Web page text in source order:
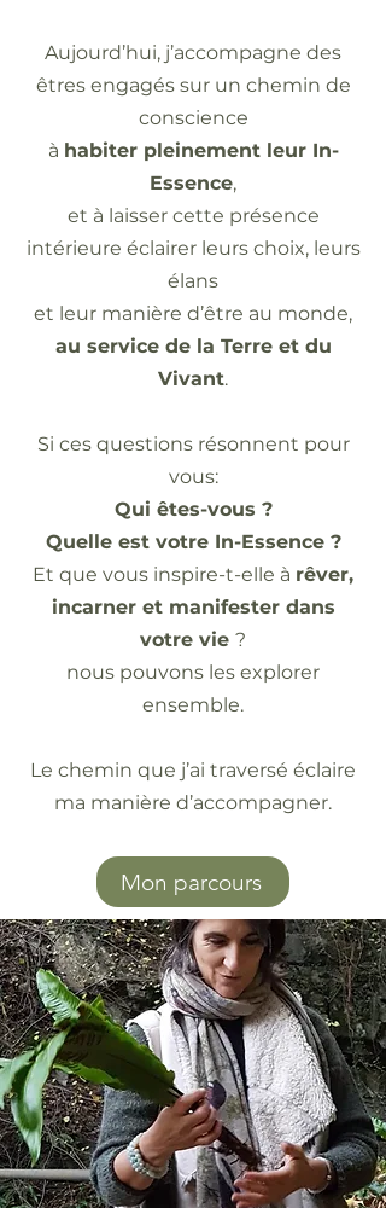
Aujourd’hui, j’accompagne des
êtres engagés sur un chemin de
conscience
à habiter pleinement leur In-
Essence,
et à laisser cette présence
intérieure éclairer leurs choix, leurs
élans
et leur manière d’être au monde,
au service de la Terre et du
Vivant.
Si ces questions résonnent pour
vous:
Qui êtes-vous ?
Quelle est votre In-Essence ?
Et que vous inspire-t-elle à rêver,
incarner et manifester dans
votre vie ?
nous pouvons les explorer
ensemble.
Le chemin que j’ai traversé éclaire
ma manière d’accompagner.
Mon parcours